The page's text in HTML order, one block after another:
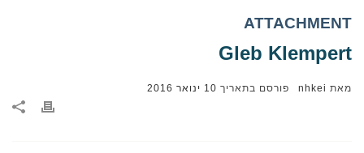
ATTACHMENT
Gleb Klempert
מאת nhkei פורסם בתאריך 10 ינואר 2016